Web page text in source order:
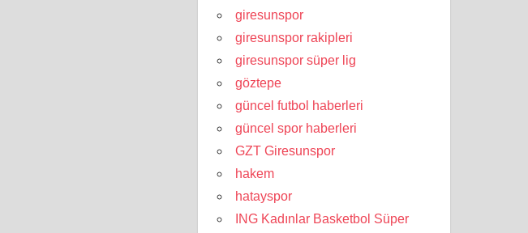
giresunspor
giresunspor rakipleri
giresunspor süper lig
göztepe
güncel futbol haberleri
güncel spor haberleri
GZT Giresunspor
hakem
hatayspor
ING Kadınlar Basketbol Süper